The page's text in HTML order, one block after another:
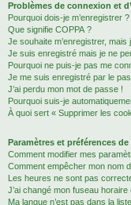
Problèmes de connexion et
Pourquoi dois-je m’enregistrer ?
Que signifie COPPA ?
Je souhaite m’enregistrer, mais
Je suis enregistré mais je ne
Pourquoi ne puis-je pas me
Je me suis enregistré par le
J’ai perdu mon mot de passe !
Pourquoi suis-je
À quoi sert « Supprimer les
Paramètres et préférences
Comment modifier mes
Comment empêcher mon nom
Les heures ne sont pas
J’ai changé mon fuseau
Ma langue n’est pas dans la